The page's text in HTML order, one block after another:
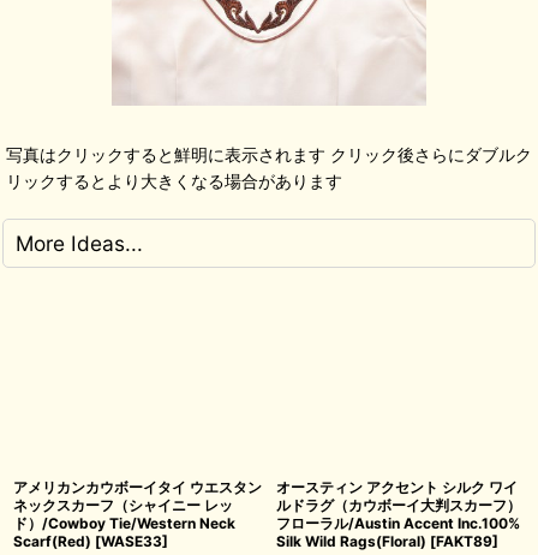
写真はクリックすると鮮明に表示されます クリック後さらにダブルク
リックするとより大きくなる場合があります
More Ideas...
アメリカンカウボーイタイ ウエスタン
ネックスカーフ（シャイニー レッ
ド）/Cowboy Tie/Western Neck
Scarf(Red) [WASE33]
オースティン アクセント シルク ワイ
ルドラグ（カウボーイ大判スカーフ）
フローラル/Austin Accent Inc.100%
Silk Wild Rags(Floral) [FAKT89]